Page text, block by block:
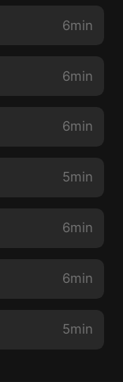
6min
6min
6min
5min
6min
6min
5min